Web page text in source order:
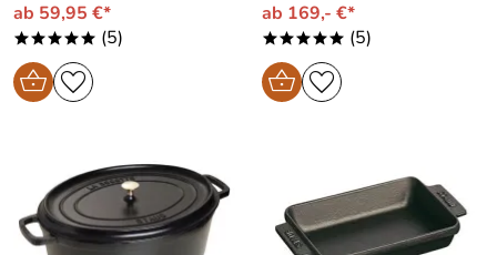
ab 59,95 €*
***** (5)
ab 169,- €*
***** (5)